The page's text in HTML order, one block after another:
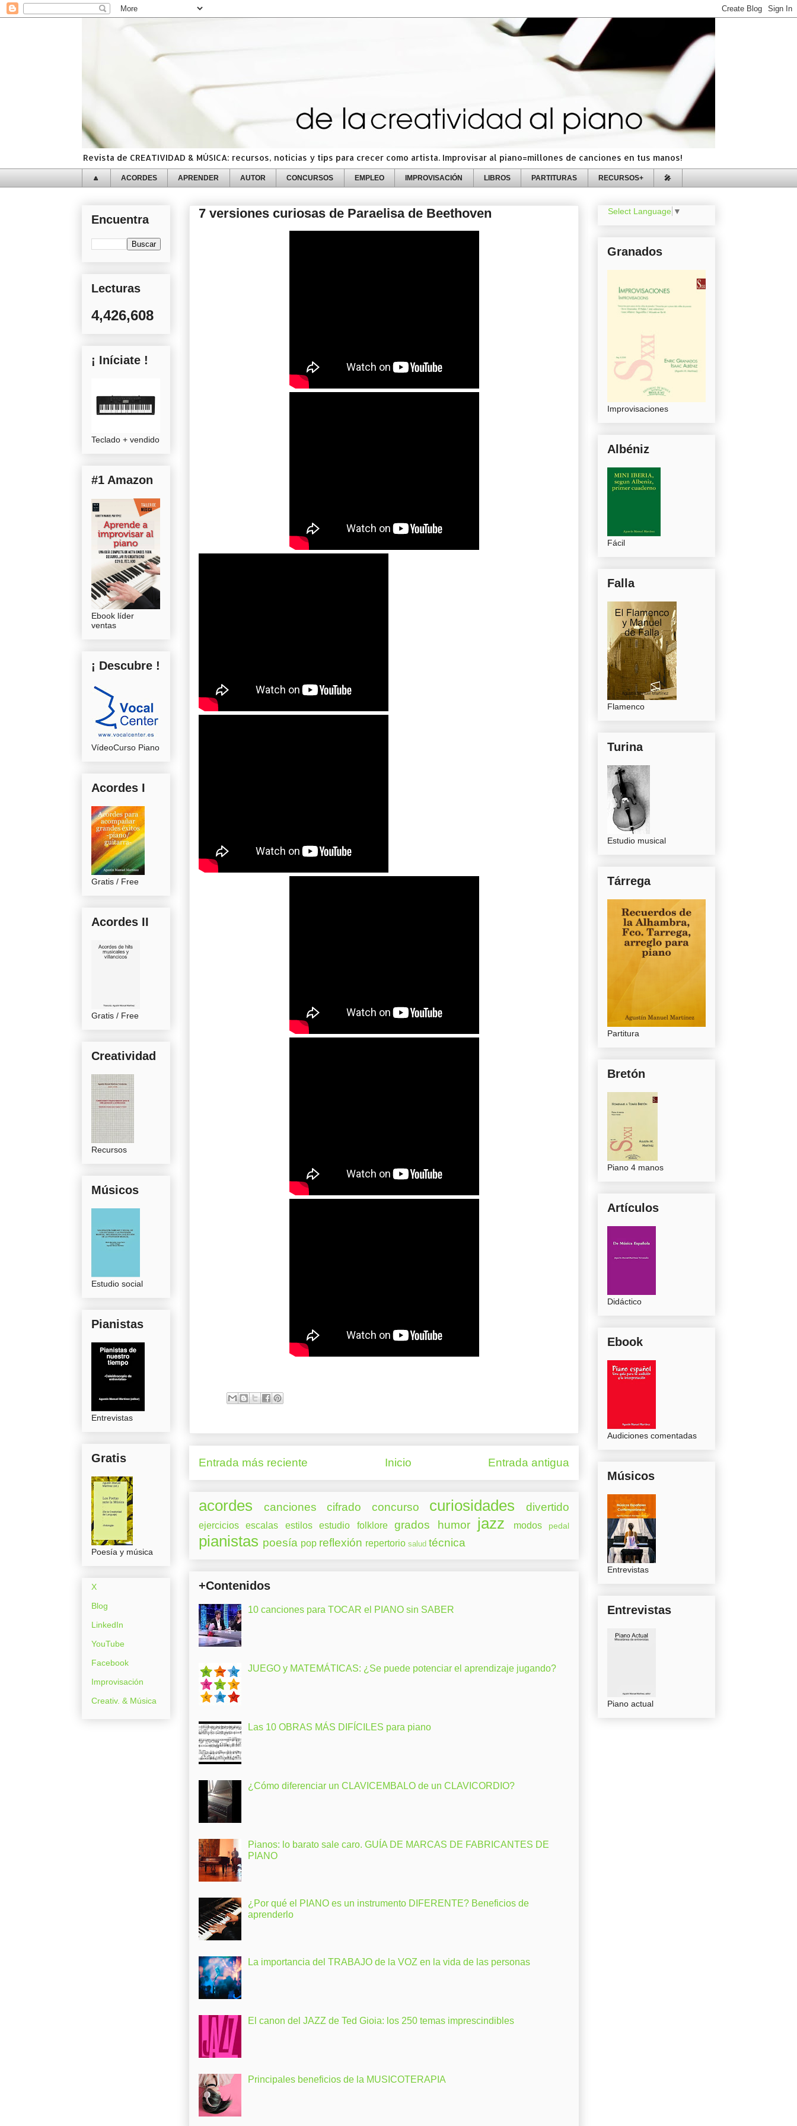
Revista de CREATIVIDAD & MÚSICA: recursos, noticias y tips para crecer como artista. Improvisar al piano=millones de canciones en tus manos!
🔼 ACORDES APRENDER AUTOR CONCURSOS EMPLEO IMPROVISACIÓN LIBROS PARTITURAS RECURSOS+ 🎤
7 versiones curiosas de Paraelisa de Beethoven
Entrada más reciente Entrada antigua
Inicio
acordes canciones cifrado concurso curiosidades divertido
ejercicios escalas estilos estudio folklore grados humor jazz modos pedal
pianistas poesía pop reflexión repertorio salud técnica
+Contenidos
10 canciones para TOCAR el PIANO sin SABER
JUEGO y MATEMÁTICAS: ¿Se puede potenciar el aprendizaje jugando?
Las 10 OBRAS MÁS DIFÍCILES para piano
¿Cómo diferenciar un CLAVICEMBALO de un CLAVICORDIO?
Pianos: lo barato sale caro. GUÍA DE MARCAS DE FABRICANTES DE
PIANO
¿Por qué el PIANO es un instrumento DIFERENTE? Beneficios de
aprenderlo
La importancia del TRABAJO de la VOZ en la vida de las personas
El canon del JAZZ de Ted Gioia: los 250 temas imprescindibles
Principales beneficios de la MUSICOTERAPIA
Encuentra
Lecturas
4,426,608
¡ Iníciate !
Teclado + vendido
#1 Amazon
Ebook líder
ventas
¡ Descubre !
VídeoCurso Piano
Acordes I
Gratis / Free
Acordes II
Gratis / Free
Creatividad
Recursos
Músicos
Estudio social
Pianistas
Entrevistas
Gratis
Poesía y música
X
Blog
LinkedIn
YouTube
Facebook
Improvisación
Creativ. & Música
Select Language ▼
Granados
Improvisaciones
Albéniz
Fácil
Falla
Flamenco
Turina
Estudio musical
Tárrega
Partitura
Bretón
Piano 4 manos
Artículos
Didáctico
Ebook
Audiciones comentadas
Músicos
Entrevistas
Entrevistas
Piano actual